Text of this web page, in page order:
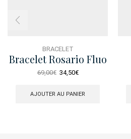
BRACELET
Bracelet Rosario Fluo
Rose Rose
69,00€ Le
initial
34,50€Le
actuel
AJOUTER AU PANIER